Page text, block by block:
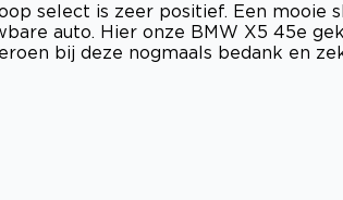
select is zeer positief. Een mooie
auto. Hier onze BMW X5 45e
bij deze nogmaals bedank en